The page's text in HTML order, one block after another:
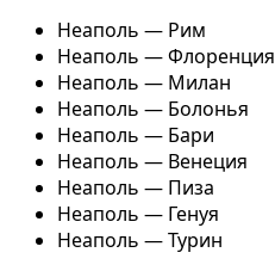
Неаполь — Рим
Неаполь — Флоренция
Неаполь — Милан
Неаполь — Болонья
Неаполь — Бари
Неаполь — Венеция
Неаполь — Пиза
Неаполь — Генуя
Неаполь — Турин